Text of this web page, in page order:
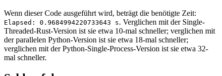
Wenn dieser Code ausgeführt wird, beträgt die benötigte Zeit:
Elapsed: 0.9684994220733643 s. Verglichen mit der Single-
Threaded-Rust-Version ist sie etwa 10-mal schneller; verglichen mit
der parallelen Python-Version ist sie etwa 18-mal schneller;
verglichen mit der Python-Single-Process-Version ist sie etwa 32-
mal schneller.